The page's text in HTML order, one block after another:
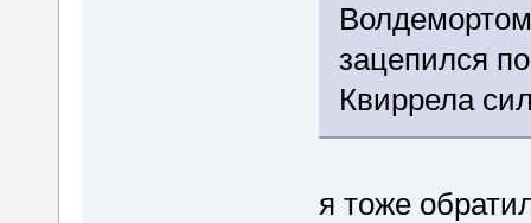
зацепился
Квиррела
я тоже